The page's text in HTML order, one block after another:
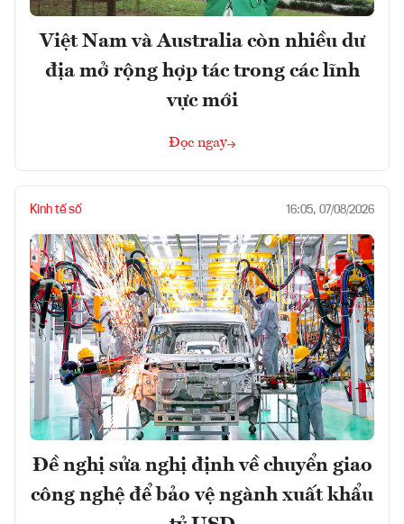
Việt Nam và Australia còn nhiều dư
địa mở rộng hợp tác trong các lĩnh
vực mới
Đọc ngay
Kinh tế số 16:05, 07/08/2026
Đề nghị sửa nghị định về chuyển giao
công nghệ để bảo vệ ngành xuất khẩu